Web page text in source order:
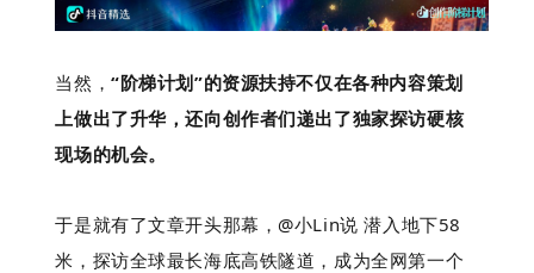
当然，“阶梯计划”的资源扶持不仅在各种内容策划
上做出了升华，还向创作者们递出了独家探访硬核
现场的机会。
于是就有了文章开头那幕，@小Lin说 潜入地下58
米，探访全球最长海底高铁隧道，成为全网第一个